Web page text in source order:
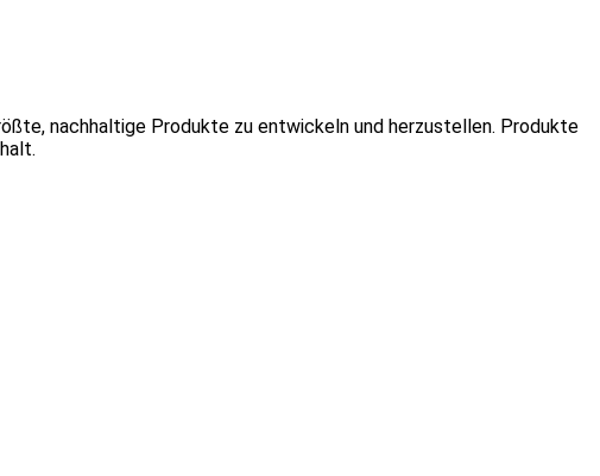
nachhaltige Produkte zu entwickeln und herzustellen. Produkte